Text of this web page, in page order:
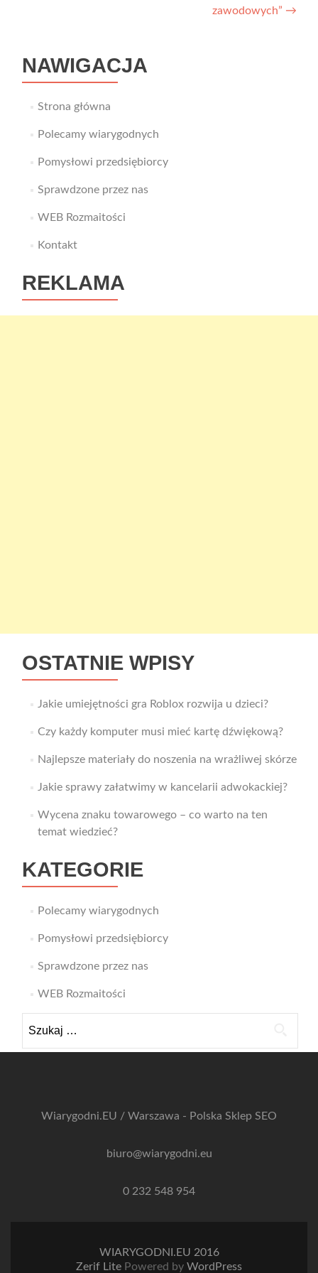
zawodowych” →
NAWIGACJA
Strona główna
Polecamy wiarygodnych
Pomysłowi przedsiębiorcy
Sprawdzone przez nas
WEB Rozmaitości
Kontakt
REKLAMA
OSTATNIE WPISY
Jakie umiejętności gra Roblox rozwija u dzieci?
Czy każdy komputer musi mieć kartę dźwiękową?
Najlepsze materiały do noszenia na wrażliwej skórze
Jakie sprawy załatwimy w kancelarii adwokackiej?
Wycena znaku towarowego – co warto na ten
temat wiedzieć?
KATEGORIE
Polecamy wiarygodnych
Pomysłowi przedsiębiorcy
Sprawdzone przez nas
WEB Rozmaitości
Wiarygodni.EU / Warszawa - Polska Sklep SEO
biuro@wiarygodni.eu
0 232 548 954
WIARYGODNI.EU 2016
Zerif Lite Powered by WordPress